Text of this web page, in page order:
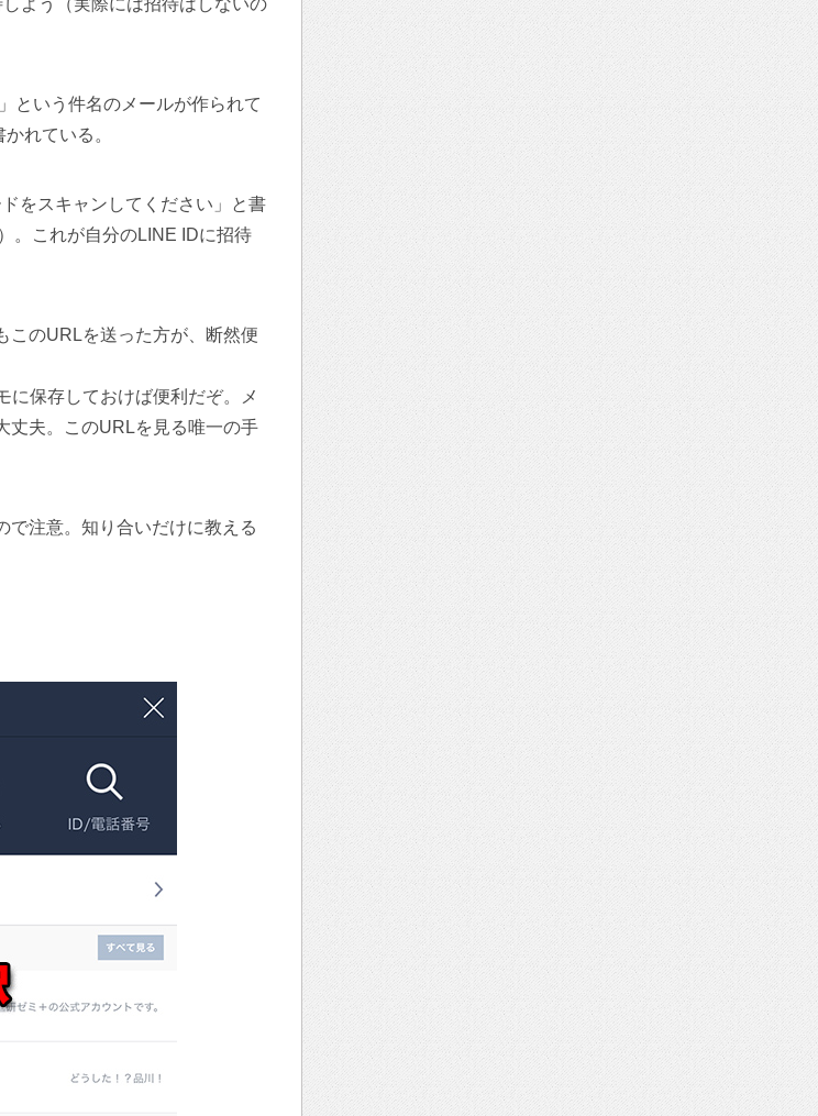
よう（実際には招待はしないの
という件名のメールが作られて
れている。
をスキャンしてください」と書
。これが自分のLINE IDに招待
このURLを送った方が、断然便
に保存しておけば便利だぞ。メ
丈夫。このURLを見る唯一の手
で注意。知り合いだけに教える